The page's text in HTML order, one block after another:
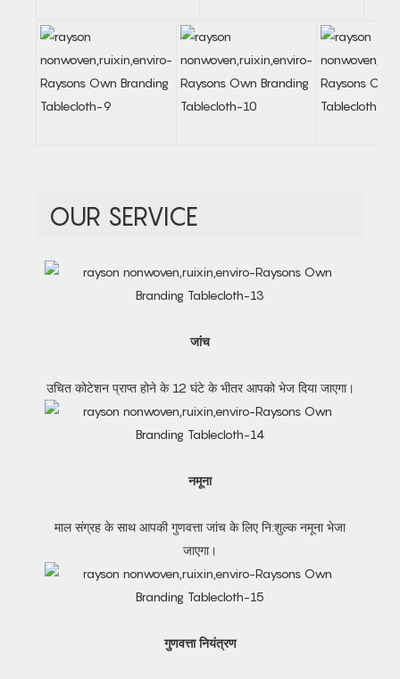
OUR SERVICE
जांच
उचित कोटेशन प्राप्त होने के 12 घंटे के भीतर आपको भेज दिया जाएगा।
नमूना
माल संग्रह के साथ आपकी गुणवत्ता जांच के लिए नि:शुल्क नमूना भेजा
जाएगा।
गुणवत्ता नियंत्रण